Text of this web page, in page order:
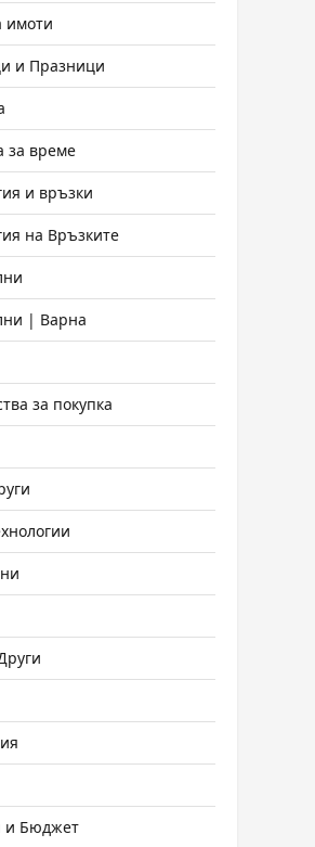
имоти
и Празници
за време
и връзки
на Връзките
| Варна
за покупка
и Бюджет